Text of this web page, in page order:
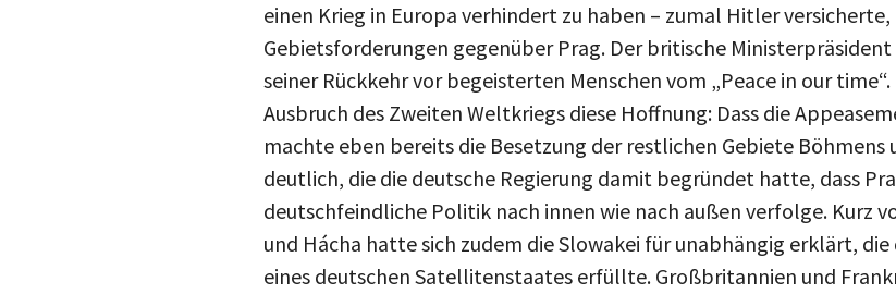
einen Krieg in Europa verhindert zu haben – zumal Hitler
Gebietsforderungen gegenüber Prag. Der britische
seiner Rückkehr vor begeisterten Menschen vom „Peace in our
Ausbruch des Zweiten Weltkriegs diese Hoffnung: Dass die
machte eben bereits die Besetzung der restlichen Gebiete Böhmens
deutlich, die die deutsche Regierung damit begründet hatte, dass
deutschfeindliche Politik nach innen wie nach außen verfolge. Kurz
und Hácha hatte sich zudem die Slowakei für unabhängig erklärt,
eines deutschen Satellitenstaates erfüllte. Großbritannien und